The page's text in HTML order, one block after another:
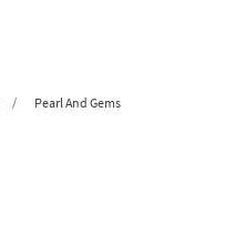
Pearl And Gems